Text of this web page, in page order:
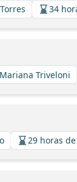
34
Triveloni
29 horas